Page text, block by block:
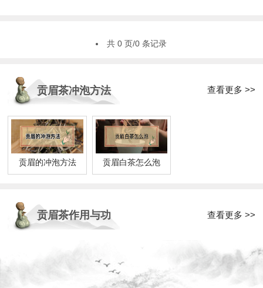
共 0 页/0 条记录
贡眉茶冲泡方法 查看更多 >>
贡眉的冲泡方法 贡眉白茶怎么泡
贡眉茶作用与功 查看更多 >>